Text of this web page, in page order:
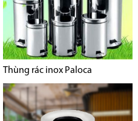
Thùng rác inox Paloca